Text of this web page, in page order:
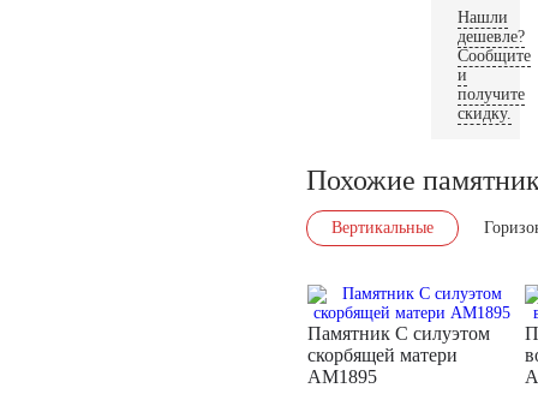
Нашли
дешевле?
Сообщите
и
получите
скидку.
Похожие
Вертикальные
Памятник С силуэтом
скорбящей матери
AM1895